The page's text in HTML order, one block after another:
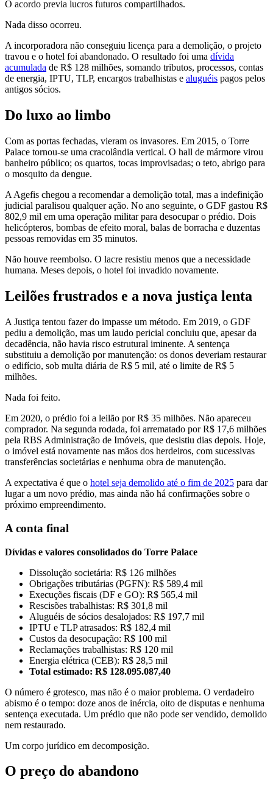
O acordo previa lucros futuros compartilhados.
Nada disso ocorreu.
A incorporadora não conseguiu licença para a demolição, o projeto
travou e o hotel foi abandonado. O resultado foi uma dívida
acumulada de R$ 128 milhões, somando tributos, processos, contas
de energia, IPTU, TLP, encargos trabalhistas e aluguéis pagos pelos
antigos sócios.
Do luxo ao limbo
Com as portas fechadas, vieram os invasores. Em 2015, o Torre
Palace tornou-se uma cracolândia vertical. O hall de mármore virou
banheiro público; os quartos, tocas improvisadas; o teto, abrigo para
o mosquito da dengue.
A Agefis chegou a recomendar a demolição total, mas a indefinição
judicial paralisou qualquer ação. No ano seguinte, o GDF gastou R$
802,9 mil em uma operação militar para desocupar o prédio. Dois
helicópteros, bombas de efeito moral, balas de borracha e duzentas
pessoas removidas em 35 minutos.
Não houve reembolso. O lacre resistiu menos que a necessidade
humana. Meses depois, o hotel foi invadido novamente.
Leilões frustrados e a nova justiça lenta
A Justiça tentou fazer do impasse um método. Em 2019, o GDF
pediu a demolição, mas um laudo pericial concluiu que, apesar da
decadência, não havia risco estrutural iminente. A sentença
substituiu a demolição por manutenção: os donos deveriam restaurar
o edifício, sob multa diária de R$ 5 mil, até o limite de R$ 5
milhões.
Nada foi feito.
Em 2020, o prédio foi a leilão por R$ 35 milhões. Não apareceu
comprador. Na segunda rodada, foi arrematado por R$ 17,6 milhões
pela RBS Administração de Imóveis, que desistiu dias depois. Hoje,
o imóvel está novamente nas mãos dos herdeiros, com sucessivas
transferências societárias e nenhuma obra de manutenção.
A expectativa é que o hotel seja demolido até o fim de 2025 para dar
lugar a um novo prédio, mas ainda não há confirmações sobre o
próximo empreendimento.
A conta final
Dívidas e valores consolidados do Torre Palace
Dissolução societária: R$ 126 milhões
Obrigações tributárias (PGFN): R$ 589,4 mil
Execuções fiscais (DF e GO): R$ 565,4 mil
Rescisões trabalhistas: R$ 301,8 mil
Aluguéis de sócios desalojados: R$ 197,7 mil
IPTU e TLP atrasados: R$ 182,4 mil
Custos da desocupação: R$ 100 mil
Reclamações trabalhistas: R$ 120 mil
Energia elétrica (CEB): R$ 28,5 mil
Total estimado: R$ 128.095.087,40
O número é grotesco, mas não é o maior problema. O verdadeiro
abismo é o tempo: doze anos de inércia, oito de disputas e nenhuma
sentença executada. Um prédio que não pode ser vendido, demolido
nem restaurado.
Um corpo jurídico em decomposição.
O preço do abandono